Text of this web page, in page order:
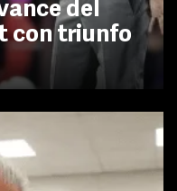
del
con triunfo